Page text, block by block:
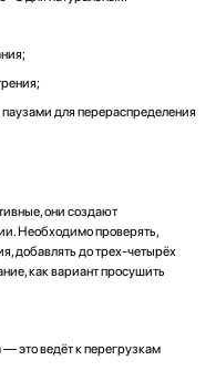
для перераспределения
они создают
Необходимо проверять,
добавлять до трех-четырёх
как вариант просушить
это ведёт к перегрузкам